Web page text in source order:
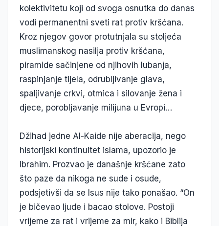
kolektivitetu koji od svoga osnutka do danas
vodi permanentni sveti rat protiv kršćana.
Kroz njegov govor protutnjala su stoljeća
muslimanskog nasilja protiv kršćana,
piramide sačinjene od njihovih lubanja,
raspinjanje tijela, odrubljivanje glava,
spaljivanje crkvi, otmica i silovanje žena i
djece, porobljavanje milijuna u Evropi…
Džihad jedne Al-Kaide nije aberacija, nego
historijski kontinuitet islama, upozorio je
Ibrahim. Prozvao je današnje kršćane zato
što paze da nikoga ne sude i osude,
podsjetivši da se Isus nije tako ponašao. “On
je bičevao ljude i bacao stolove. Postoji
vrijeme za rat i vrijeme za mir, kako i Biblija